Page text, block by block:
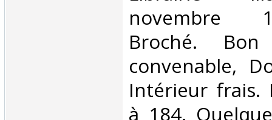
novembre
Broché.
convenable,
Intérieur frais.
à 184.